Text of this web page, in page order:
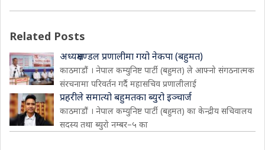
Related Posts
अध्यक्षमण्डल प्रणालीमा गयो नेकपा (बहुमत)
काठमाडौं । नेपाल कम्युनिष्ट पार्टी (बहुमत) ले आफ्नो संगठनात्मक
संरचनामा परिवर्तन गर्दै महासचिव प्रणालीलाई
प्रहरीले समात्यो बहुमतका ब्युरो इञ्चार्ज
काठमाडौं । नेपाल कम्युनिष्ट पार्टी (बहुमत) का केन्द्रीय सचिवालय
सदस्य तथा ब्युरो नम्बर–५ का